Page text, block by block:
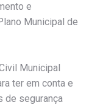
e
Municipal de
Municipal
ter em conta e
de segurança